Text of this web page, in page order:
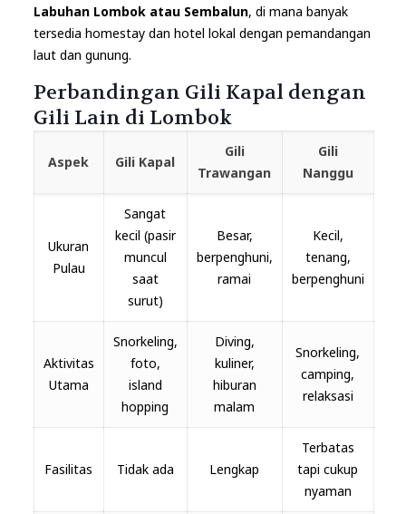
Labuhan Lombok atau Sembalun, di mana banyak
tersedia homestay dan hotel lokal dengan pemandangan
laut dan gunung.
Perbandingan Gili Kapal dengan
Gili Lain di Lombok
Aspek Gili Kapal
Gili
Trawangan
Gili
Nanggu
Ukuran
Pulau
Sangat
kecil (pasir
muncul
saat
surut)
Besar,
berpenghuni,
ramai
Kecil,
tenang,
berpenghuni
Aktivitas
Utama
Snorkeling,
foto,
island
hopping
Diving,
kuliner,
hiburan
malam
Snorkeling,
camping,
relaksasi
Fasilitas Tidak ada Lengkap
Terbatas
tapi cukup
nyaman